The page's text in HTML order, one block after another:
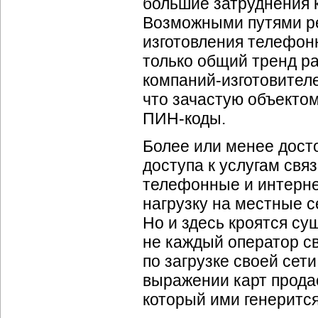
Возможными путями
изготовления
только общий тренд
компаний-
что зачастую
ПИН-коды.
Более или менее
доступа к услугам
телефонные и
нагрузку на местные
Но и здесь кроятся
не каждый оператор
по загрузке своей
выражении карт
который ими